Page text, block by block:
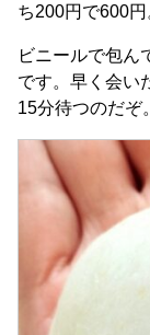
ち200円で600円
ビニールで包ん
です。早く会い
15分待つのだぞ。